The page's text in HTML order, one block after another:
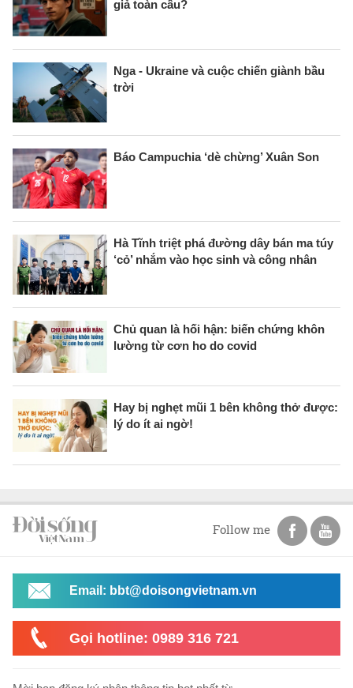
giả toàn cầu?
Nga - Ukraine và cuộc chiến giành bầu
trời
Báo Campuchia ‘dè chừng’ Xuân Son
Hà Tĩnh triệt phá đường dây bán ma túy
‘cỏ’ nhắm vào học sinh và công nhân
Chủ quan là hối hận: biến chứng khôn
lường từ cơn ho do covid
Hay bị nghẹt mũi 1 bên không thở được:
lý do ít ai ngờ!
Follow me
Email: bbt@doisongvietnam.vn
Gọi hotline: 0989 316 721